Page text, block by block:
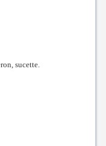
sucette.